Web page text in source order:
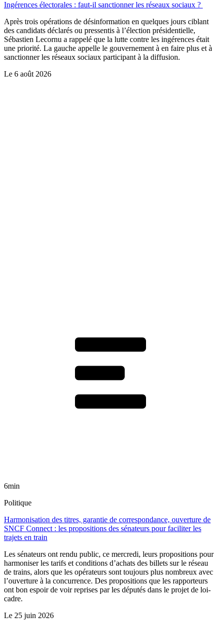
Ingérences électorales : faut-il sanctionner les réseaux sociaux ?
Après trois opérations de désinformation en quelques jours ciblant
des candidats déclarés ou pressentis à l’élection présidentielle,
Sébastien Lecornu a rappelé que la lutte contre les ingérences était
une priorité. La gauche appelle le gouvernement à en faire plus et à
sanctionner les réseaux sociaux participant à la diffusion.
Le 6 août 2026
6min
Politique
Harmonisation des titres, garantie de correspondance, ouverture de
SNCF Connect : les propositions des sénateurs pour faciliter les
trajets en train
Les sénateurs ont rendu public, ce mercredi, leurs propositions pour
harmoniser les tarifs et conditions d’achats des billets sur le réseau
de trains, alors que les opérateurs sont toujours plus nombreux avec
l’ouverture à la concurrence. Des propositions que les rapporteurs
ont bon espoir de voir reprises par les députés dans le projet de loi-
cadre.
Le 25 juin 2026